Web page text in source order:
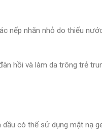
nếp nhăn nhỏ do thiếu
hồi và làm da trông trẻ
có thể sử dụng mặt nạ